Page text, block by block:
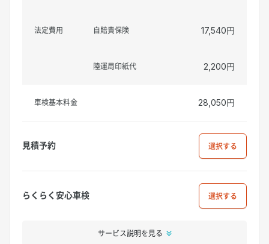
法定費用 自賠責保険 17,540円
陸運局印紙代 2,200円
車検基本料金 28,050円
見積予約 選択
らくらく安心車検 選択
サービス説明を見る